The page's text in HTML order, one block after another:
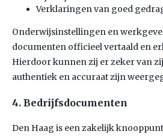
Verklaringen van goed
Onderwijsinstellingen en
documenten officieel vertaald en
Hierdoor kunnen zij er zeker van
authentiek en accuraat zijn
4. Bedrijfsdocumenten
Den Haag is een zakelijk